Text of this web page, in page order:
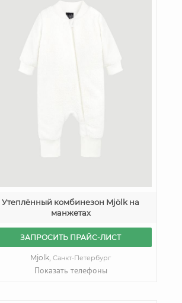
Утеплённый комбинезон Mjölk на
манжетах
ЗАПРОСИТЬ ПРАЙС-ЛИСТ
Mjolk,Санкт-Петербург
Показать телефоны